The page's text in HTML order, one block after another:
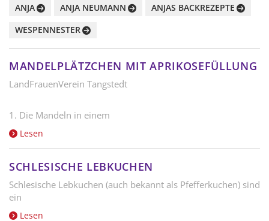
ANJA ANJA NEUMANN
ANJAS BACKREZEPTE
WESPENNESTER
MANDELPLÄTZCHEN MIT APRIKOSEFÜLLUNG
LandFrauenVerein Tangstedt
1. Die Mandeln in einem
Lesen
SCHLESISCHE LEBKUCHEN
Schlesische Lebkuchen (auch bekannt als Pfefferkuchen) sind
ein
Lesen